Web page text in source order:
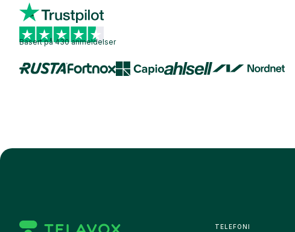
Basert på 430 anmeldelser
TELEFONI